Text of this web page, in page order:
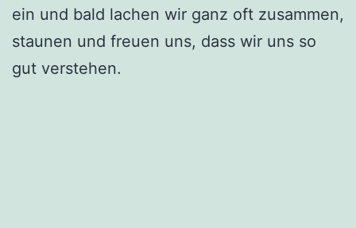
ein und bald lachen wir ganz oft zusammen,
staunen und freuen uns, dass wir uns so
gut verstehen.